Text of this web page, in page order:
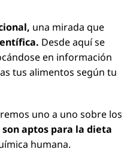
una mirada que
Desde aquí se
en información
tus alimentos según tu
uno a uno sobre los
sonaptos para la dieta
humana.